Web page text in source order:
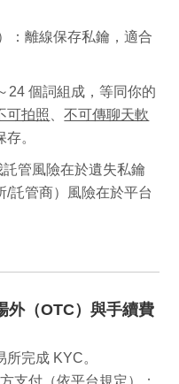
：離線保存私鑰，適合
24 個詞組成，等同你的
可拍照 、不可傳聊天軟
。
託管風險在於遺失私鑰
/託管商）風險在於平台
外（OTC）與手續費
所完成 KYC。
支付（依平台規定）；